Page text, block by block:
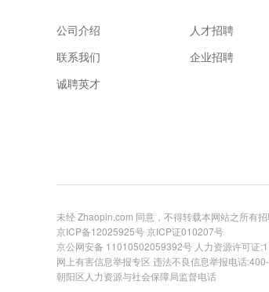
公司介绍
联系我们
诚聘英才
人才招聘
企业招聘
未经 Zhaopin.com 同意，不得转载本网站之所有
京ICP备12025925号京ICP证010207号
京公网安备 11010502059392号 人力资源许可证
网上有害信息举报专区 违法不良信息举报电话
朝阳区人力资源与社会保障局监督电话